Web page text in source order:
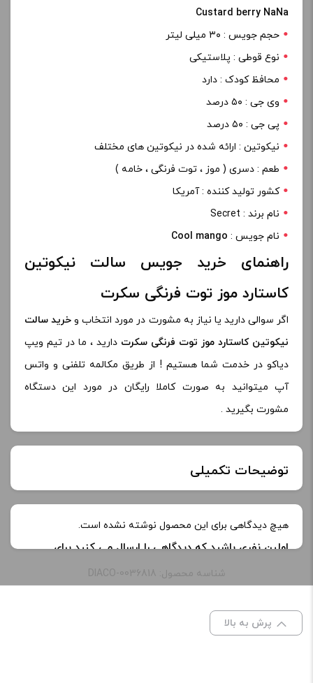
Custard berry NaNa
حجم جویس : ۳۰ میلی لیتر
نوع قوطی : پلاستیکی
محافظ کودک : دارد
وی جی : ۵۰ درصد
پی جی : ۵۰ درصد
نیکوتین : ارائه شده در نیکوتین های مختلف
طعم : دسری ( موز ، توت فرنگی ، خامه )
کشور تولید کننده : آمریکا
نام برند : Secret
نام جویس : Cool mango
راهنمای خرید جویس سالت نیکوتین
کاستارد موز توت فرنگی سکرت
اگر سوالی دارید یا نیاز به مشورت در مورد انتخاب و خرید سالت
نیکوتین کاستارد موز توت فرنگی سکرت دارید ، ما در تیم ویپ
دیاکو در خدمت شما هستیم ! از طریق مکالمه تلفنی و واتس
آپ میتوانید به صورت کاملا رایگان در مورد این دستگاه
مشورت بگیرید .
توضیحات تکمیلی
خنکی بدون یخ
نیکوتین: 50 میلی گرم
هیچ دیدگاهی برای این محصول نوشته نشده است.
اولین نفری باشید که دیدگاهی را ارسال می کنید برای
نشانی ایمیل شما منتشر نخواهد شد.
علامت‌گذاری شده‌اند
شناسه محصول: DIACO-0036818
پرش به بالا